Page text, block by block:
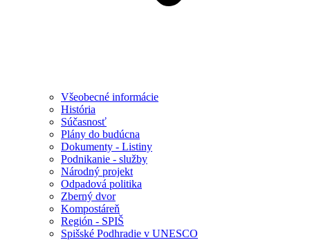
Všeobecné informácie
História
Súčasnosť
Plány do budúcna
Dokumenty - Listiny
Podnikanie - služby
Národný projekt
Odpadová politika
Zberný dvor
Kompostáreň
Región - SPIŠ
Spišské Podhradie v UNESCO